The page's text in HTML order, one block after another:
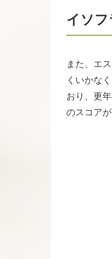
イソフ
また、エ
くいかな
おり、更
のスコア